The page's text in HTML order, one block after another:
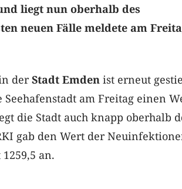
liegt nun oberhalb des
neuen Fälle meldete am
derStadt Emden ist erneut
am Freitag einen
die Stadt auch knapp oberhalb
gab den Wert der
an.